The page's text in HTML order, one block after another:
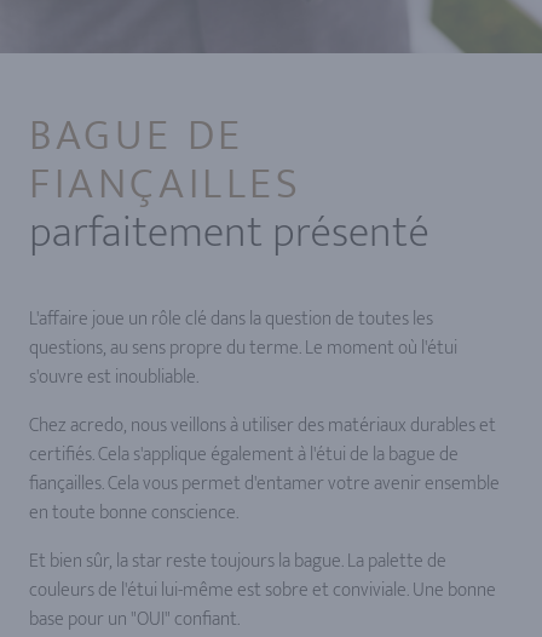
BAGUE DE
FIANÇAILLES
parfaitement présenté
L'affaire joue un rôle clé dans la question de toutes les
questions, au sens propre du terme. Le moment où l'étui
s'ouvre est inoubliable.
Chez acredo, nous veillons à utiliser des matériaux durables et
certifiés. Cela s'applique également à l'étui de la bague de
fiançailles. Cela vous permet d'entamer votre avenir ensemble
en toute bonne conscience.
Et bien sûr, la star reste toujours la bague. La palette de
couleurs de l'étui lui-même est sobre et conviviale. Une bonne
base pour un "OUI" confiant.